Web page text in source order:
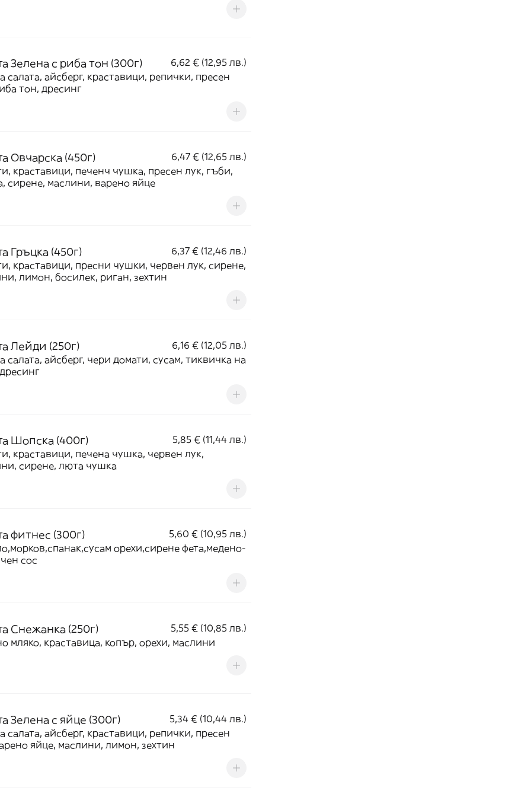
Зелена с риба тон (300г)
6,62 € (12,95 лв.)
салата, айсберг, краставици, репички, пресен
тон, дресинг
Овчарска (450г)
6,47 € (12,65 лв.)
краставици, печенч чушка, пресен лук, гъби,
сирене, маслини, варено яйце
Гръцка (450г)
6,37 € (12,46 лв.)
краставици, пресни чушки, червен лук, сирене,
лимон, босилек, риган, зехтин
Лейди (250г)
6,16 € (12,05 лв.)
салата, айсберг, чери домати, сусам, тиквичка на
Шопска (400г)
5,85 € (11,44 лв.)
краставици, печена чушка, червен лук,
сирене, люта чушка
фитнес (300г)
5,60 € (10,95 лв.)
орехи,сирене фета,медено-
сос
Снежанка (250г)
5,55 € (10,85 лв.)
мляко, краставица, копър, орехи, маслини
Зелена с яйце (300г)
5,34 € (10,44 лв.)
салата, айсберг, краставици, репички, пресен
яйце, маслини, лимон, зехтин